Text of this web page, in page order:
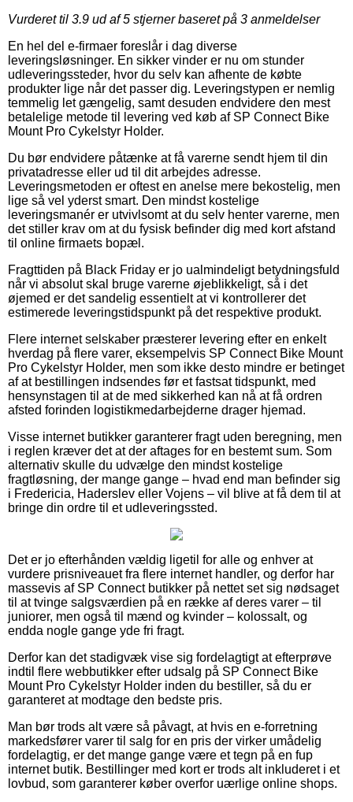
Vurderet til 3.9 ud af 5 stjerner baseret på 3 anmeldelser
En hel del e-firmaer foreslår i dag diverse
leveringsløsninger. En sikker vinder er nu om stunder
udleveringssteder, hvor du selv kan afhente de købte
produkter lige når det passer dig. Leveringstypen er nemlig
temmelig let gængelig, samt desuden endvidere den mest
betalelige metode til levering ved køb af SP Connect Bike
Mount Pro Cykelstyr Holder.
Du bør endvidere påtænke at få varerne sendt hjem til din
privatadresse eller ud til dit arbejdes adresse.
Leveringsmetoden er oftest en anelse mere bekostelig, men
lige så vel yderst smart. Den mindst kostelige
leveringsmanér er utvivlsomt at du selv henter varerne, men
det stiller krav om at du fysisk befinder dig med kort afstand
til online firmaets bopæl.
Fragttiden på Black Friday er jo ualmindeligt betydningsfuld
når vi absolut skal bruge varerne øjeblikkeligt, så i det
øjemed er det sandelig essentielt at vi kontrollerer det
estimerede leveringstidspunkt på det respektive produkt.
Flere internet selskaber præsterer levering efter en enkelt
hverdag på flere varer, eksempelvis SP Connect Bike Mount
Pro Cykelstyr Holder, men som ikke desto mindre er betinget
af at bestillingen indsendes før et fastsat tidspunkt, med
hensynstagen til at de med sikkerhed kan nå at få ordren
afsted forinden logistikmedarbejderne drager hjemad.
Visse internet butikker garanterer fragt uden beregning, men
i reglen kræver det at der aftages for en bestemt sum. Som
alternativ skulle du udvælge den mindst kostelige
fragtløsning, der mange gange – hvad end man befinder sig
i Fredericia, Haderslev eller Vojens – vil blive at få dem til at
bringe din ordre til et udleveringssted.
Det er jo efterhånden vældig ligetil for alle og enhver at
vurdere prisniveauet fra flere internet handler, og derfor har
massevis af SP Connect butikker på nettet set sig nødsaget
til at tvinge salgsværdien på en række af deres varer – til
juniorer, men også til mænd og kvinder – kolossalt, og
endda nogle gange yde fri fragt.
Derfor kan det stadigvæk vise sig fordelagtigt at efterprøve
indtil flere webbutikker efter udsalg på SP Connect Bike
Mount Pro Cykelstyr Holder inden du bestiller, så du er
garanteret at modtage den bedste pris.
Man bør trods alt være så påvagt, at hvis en e-forretning
markedsfører varer til salg for en pris der virker umådelig
fordelagtig, er det mange gange være et tegn på en fup
internet butik. Bestillinger med kort er trods alt inkluderet i et
lovbud, som garanterer køber overfor uærlige online shops.